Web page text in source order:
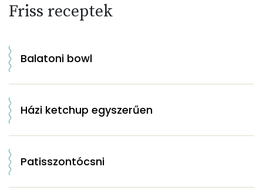
Friss receptek
Balatoni bowl
Házi ketchup egyszerűen
Patisszontócsni